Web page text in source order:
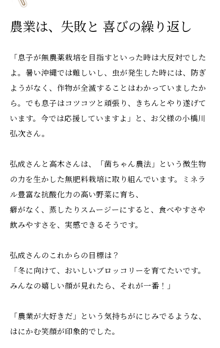
農業は、失敗と 喜びの繰り返し
「息子が無農薬栽培を目指すといった時は大反対でした
よ。暑い沖縄では難しいし、虫が発生した時には、防ぎ
ようがなく、作物が全滅することはわかっていましたか
ら。でも息子はコツコツと頑張り、きちんとやり遂げて
います。今では応援していますよ」と、お父様の小橋川
弘次さん。
弘成さんと高木さんは、「菌ちゃん農法」という微生物
の力を生かした無肥料栽培に取り組んでいます。ミネラ
ル豊富な抗酸化力の高い野菜に育ち、
癖がなく、蒸したりスムージーにすると、食べやすさや
飲みやすさを、実感できるそうです。
弘成さんのこれからの目標は？
「冬に向けて、おいしいブロッコリーを育てたいです。
みんなの嬉しい顔が見れたら、それが一番！」
「農業が大好きだ」という気持ちがにじみでるような、
はにかむ笑顔が印象的でした。